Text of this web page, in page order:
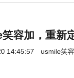
容加，重新
14:45:57 usmile笑